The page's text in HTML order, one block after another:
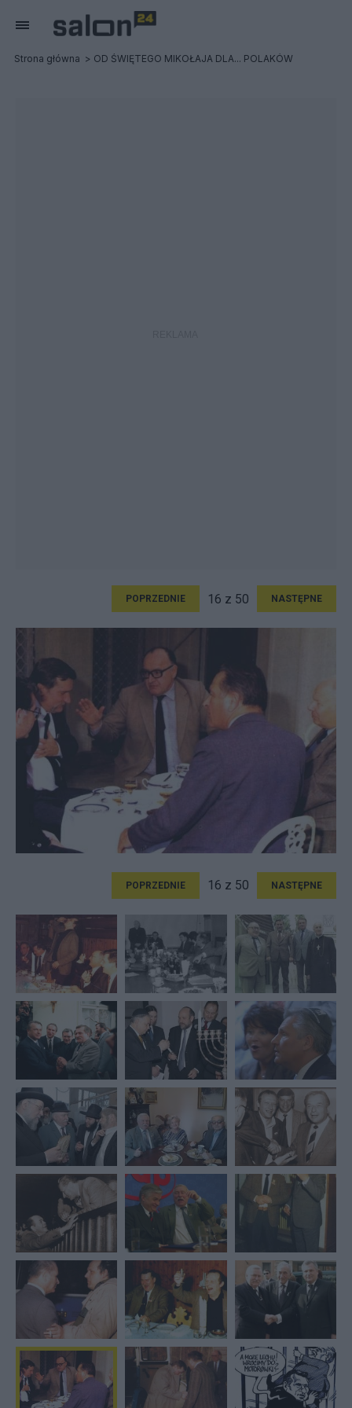
Strona główna OD ŚWIĘTEGO MIKOŁAJA DLA... POLAKÓW
POPRZEDNIE 16 z 50 NASTĘPNE
POPRZEDNIE 16 z 50 NASTĘPNE